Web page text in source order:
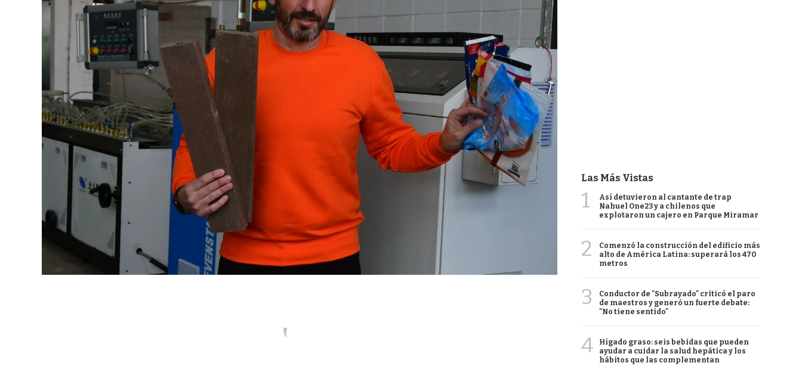
Las Más Vistas
1
Así detuvieron al cantante de trap
Nahuel One23 y a chilenos que
explotaron un cajero en Parque Miramar
2
Comenzó la construcción del edificio más
alto de América Latina: superará los 470
metros
3
Conductor de "Subrayado" criticó el paro
de maestros y generó un fuerte debate:
"No tiene sentido"
4
Hígado graso: seis bebidas que pueden
ayudar a cuidar la salud hepática y los
hábitos que las complementan